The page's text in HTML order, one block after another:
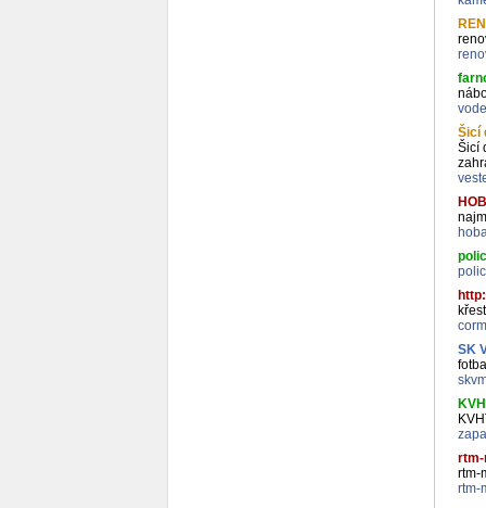
Šicí
Šicí
SK
rtm-
rtm-